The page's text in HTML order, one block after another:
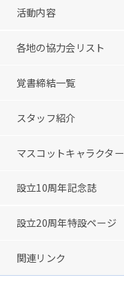
活動内容
各地の協力会リスト
覚書締結一覧
スタッフ紹介
マスコットキャラクター
設立10周年記念誌
設立20周年特設ページ
関連リンク